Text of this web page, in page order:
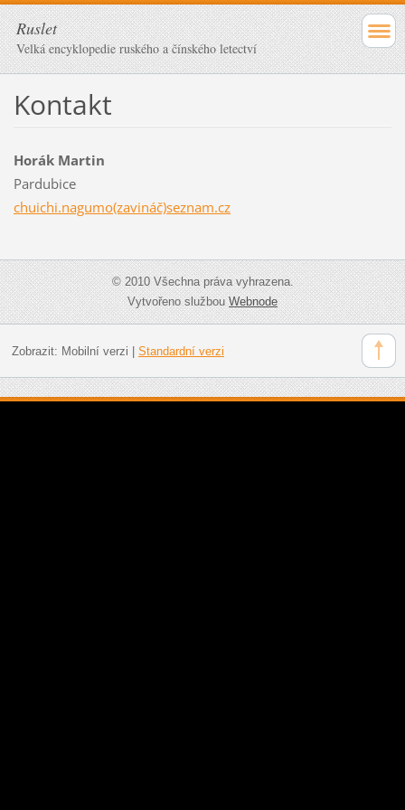
Ruslet
Velká encyklopedie ruského a čínského letectví
Kontakt
Horák Martin
Pardubice
chuichi.nagumo(zavináč)seznam.cz
© 2010 Všechna práva vyhrazena.
Vytvořeno službouWebnode
Zobrazit: Mobilní verzi Standardní verzi